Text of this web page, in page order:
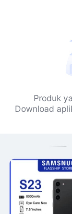
Produk
Download